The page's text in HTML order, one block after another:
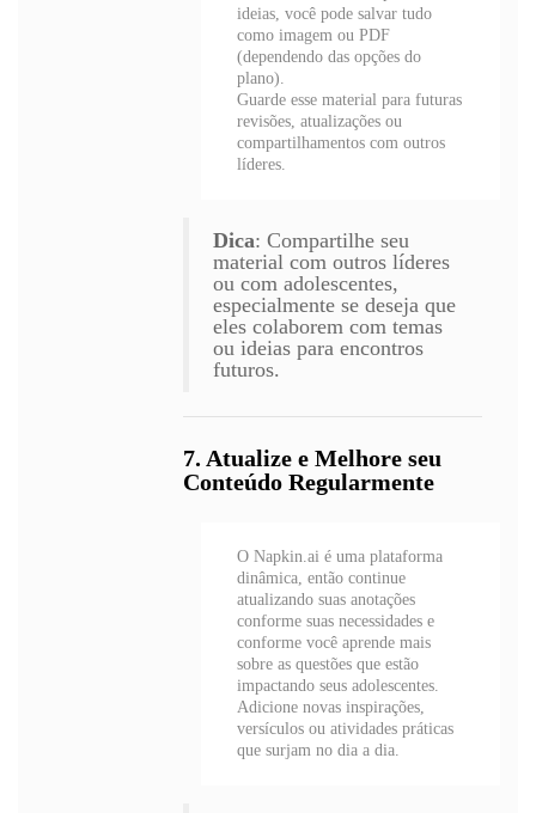
ideias, você pode salvar tudo
como imagem ou PDF
(dependendo das opções do
plano).
Guarde esse material para futuras
revisões, atualizações ou
compartilhamentos com outros
líderes.
Dica: Compartilhe seu
material com outros líderes
ou com adolescentes,
especialmente se deseja que
eles colaborem com temas
ou ideias para encontros
futuros.
7. Atualize e Melhore seu
Conteúdo Regularmente
O Napkin.ai é uma plataforma
dinâmica, então continue
atualizando suas anotações
conforme suas necessidades e
conforme você aprende mais
sobre as questões que estão
impactando seus adolescentes.
Adicione novas inspirações,
versículos ou atividades práticas
que surjam no dia a dia.